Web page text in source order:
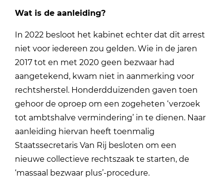
Wat is de aanleiding?
In 2022 besloot het kabinet echter dat dit arrest
niet voor iedereen zou gelden. Wie in de jaren
2017 tot en met 2020 geen bezwaar had
aangetekend, kwam niet in aanmerking voor
rechtsherstel. Honderdduizenden gaven toen
gehoor de oproep om een zogeheten ‘verzoek
tot ambtshalve vermindering’ in te dienen. Naar
aanleiding hiervan heeft toenmalig
Staatssecretaris Van Rij besloten om een
nieuwe collectieve rechtszaak te starten, de
‘massaal bezwaar plus’-procedure.